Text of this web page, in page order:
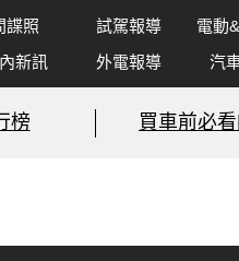
諜照 試駕報導 電動
新訊 外電報導 汽
榜 買車前必